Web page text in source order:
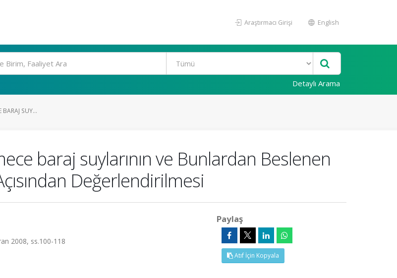
Araştırmacı Girişi English
Detaylı Arama
BARAJ SUY...
baraj suylarının ve Bunlardan Beslenen
Değerlendirilmesi
2008, ss.100-118
Paylaş
Atıf İçin Kopyala